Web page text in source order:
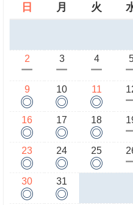
日 月 火
2
ー
3
ー
4
ー
9
◎
10
◎
11
◎
16
◎
17
◎
18
◎
23
◎
24
◎
25
◎
30
◎
31
◎